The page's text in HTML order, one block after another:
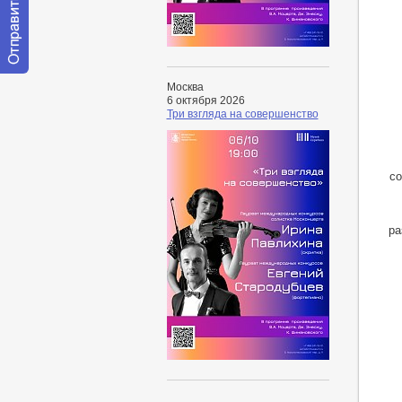
Москва
6 октября 2026
Три взгляда на совершенство